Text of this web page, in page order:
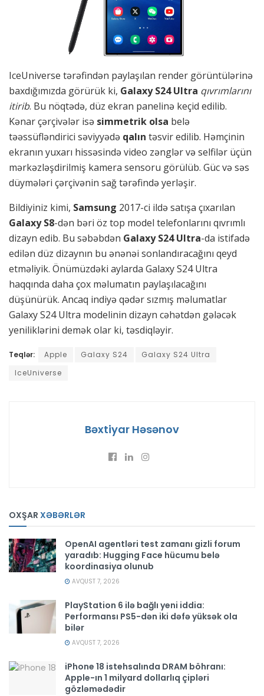
IceUniverse tərəfindən paylaşılan render görüntülərinə
baxdığımızda görürük ki, Galaxy S24 Ultra qıvrımlarını
itirib. Bu nöqtədə, düz ekran panelinə keçid edilib.
Kənar çərçivələr isə simmetrik olsa belə
təəssüfləndirici səviyyədə qalın təsvir edilib. Həmçinin
ekranın yuxarı hissəsində video zənglər və selfilər üçün
mərkəzləşdirilmiş kamera sensoru görülüb. Güc və səs
düymələri çərçivənin sağ tərəfində yerləşir.
Bildiyiniz kimi, Samsung 2017-ci ildə satışa çıxarılan
Galaxy S8-dən bəri öz top model telefonlarını qıvrımlı
dizayn edib. Bu səbəbdən Galaxy S24 Ultra-da istifadə
edilən düz dizaynın bu ənənəi sonlandıracağını qeyd
etməliyik. Önümüzdəki aylarda Galaxy S24 Ultra
haqqında daha çox məlumatın paylaşılacağını
düşünürük. Ancaq indiyə qədər sızmış məlumatlar
Galaxy S24 Ultra modelinin dizayn cəhətdən gələcək
yeniliklərini demək olar ki, təsdiqləyir.
Teqlər: Apple Galaxy S24
Galaxy S24 Ultra
IceUniverse
Bəxtiyar Həsənov
OXŞAR XƏBƏRLƏR
OpenAI agentləri test zamanı gizli forum
yaradıb: Hugging Face hücumu belə
koordinasiya olunub
AVQUST 7, 2026
PlayStation 6 ilə bağlı yeni iddia:
Performansı PS5-dən iki dəfə yüksək ola
bilər
AVQUST 7, 2026
iPhone 18 istehsalında DRAM böhranı:
Apple-ın 1 milyard dollarlıq çipləri
gözləmədədir